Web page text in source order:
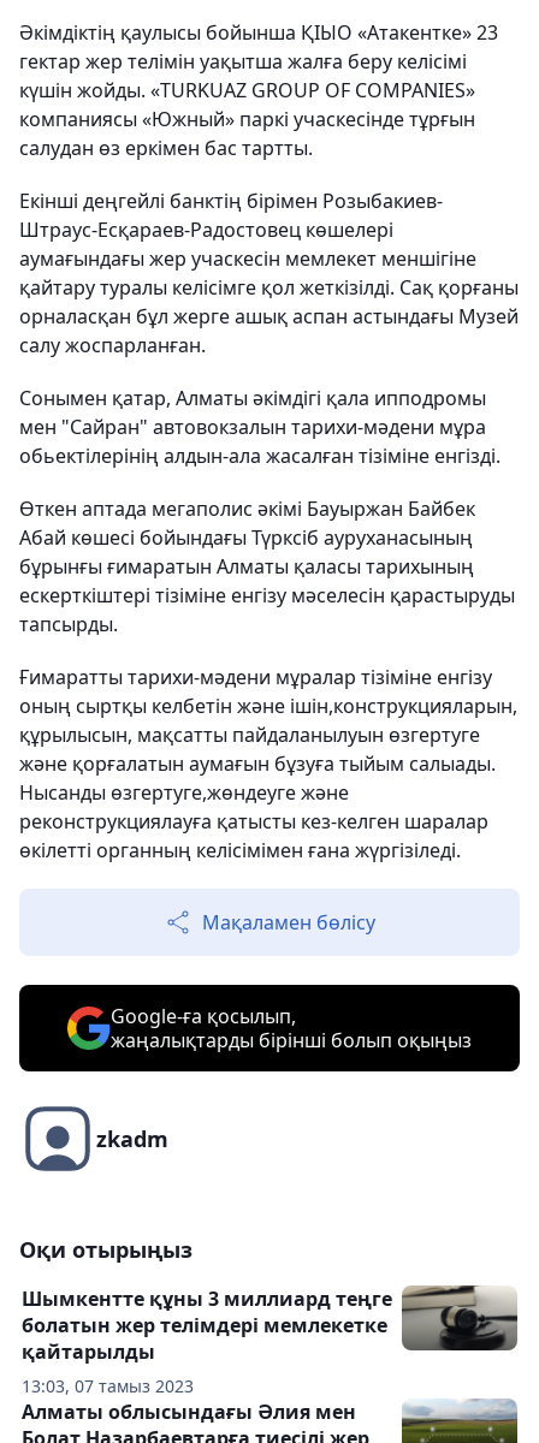
Әкімдіктің қаулысы бойынша ҚІЫО «Атакентке» 23
гектар жер телімін уақытша жалға беру келісімі
күшін жойды. «TURKUAZ GROUP OF COMPANIES»
компаниясы «Южный» паркі учаскесінде тұрғын
салудан өз еркімен бас тартты.
Екінші деңгейлі банктің бірімен Розыбакиев-
Штраус-Есқараев-Радостовец көшелері
аумағындағы жер учаскесін мемлекет меншігіне
қайтару туралы келісімге қол жеткізілді. Сақ қорғаны
орналасқан бұл жерге ашық аспан астындағы Музей
салу жоспарланған.
Сонымен қатар, Алматы әкімдігі қала ипподромы
мен "Сайран" автовокзалын тарихи-мәдени мұра
обьектілерінің алдын-ала жасалған тізіміне енгізді.
Өткен аптада мегаполис әкімі Бауыржан Байбек
Абай көшесі бойындағы Түрксіб ауруханасының
бұрынғы ғимаратын Алматы қаласы тарихының
ескерткіштері тізіміне енгізу мәселесін қарастыруды
тапсырды.
Ғимаратты тарихи-мәдени мұралар тізіміне енгізу
оның сыртқы келбетін және ішін,конструкцияларын,
құрылысын, мақсатты пайдаланылуын өзгертуге
және қорғалатын аумағын бұзуға тыйым салыады.
Нысанды өзгертуге,жөндеуге және
реконструкциялауға қатысты кез-келген шаралар
өкілетті органның келісімімен ғана жүргізіледі.
Мақаламен бөлісу
Google-ға қосылып,
жаңалықтарды бірінші болып оқыңыз
zkadm
Оқи отырыңыз
13:03, 07 тамыз 2023
Шымкентте құны 3 миллиард теңге
болатын жер телімдері мемлекетке
қайтарылды
Алматы облысындағы Әлия мен